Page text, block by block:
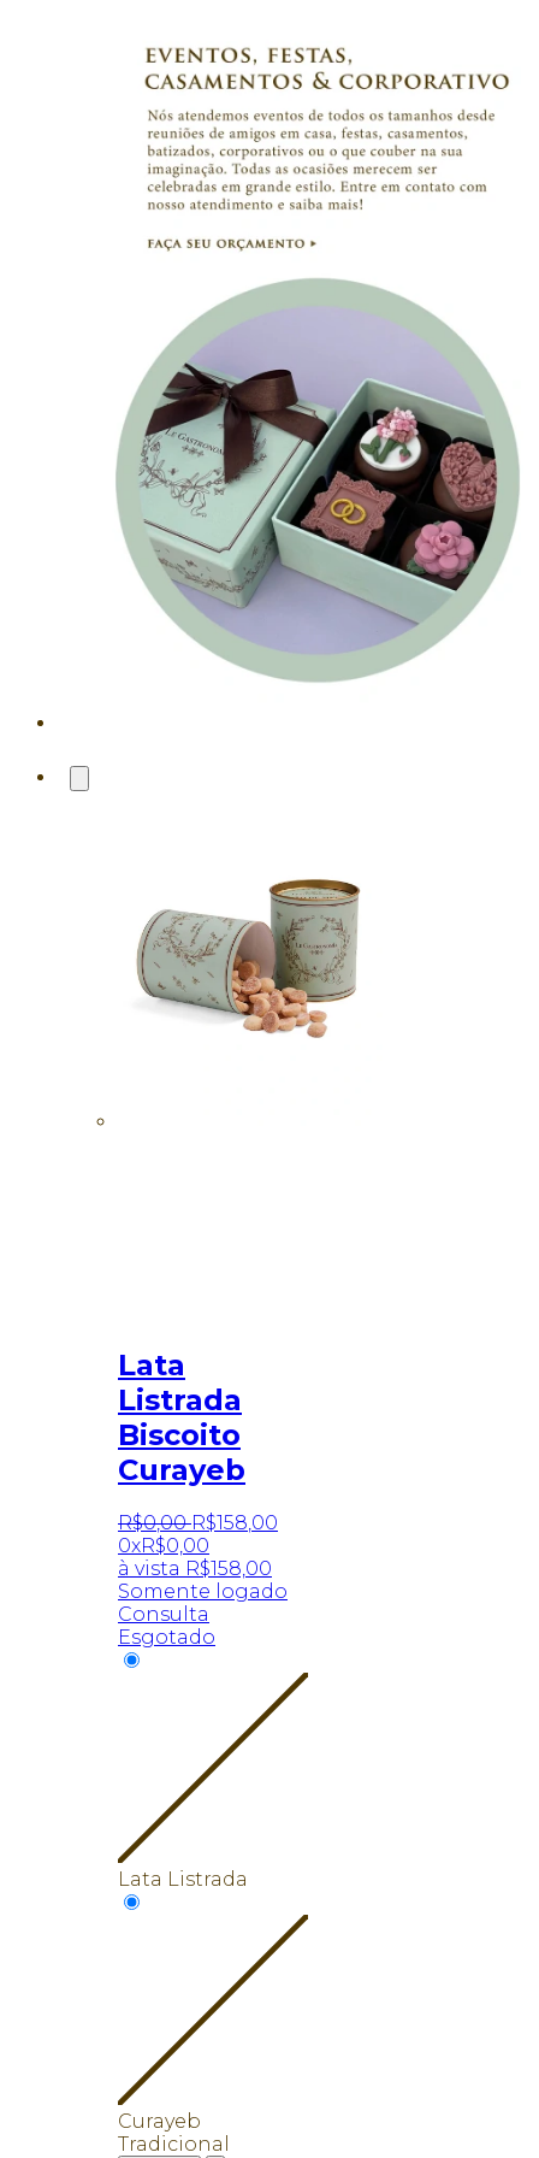
Lata
Listrada
Biscoito
Curayeb
R$0,00 R$158,00
0xR$0,00
à vista R$158,00
Somente logado
Consulta
Esgotado
Lata Listrada
Curayeb
Tradicional